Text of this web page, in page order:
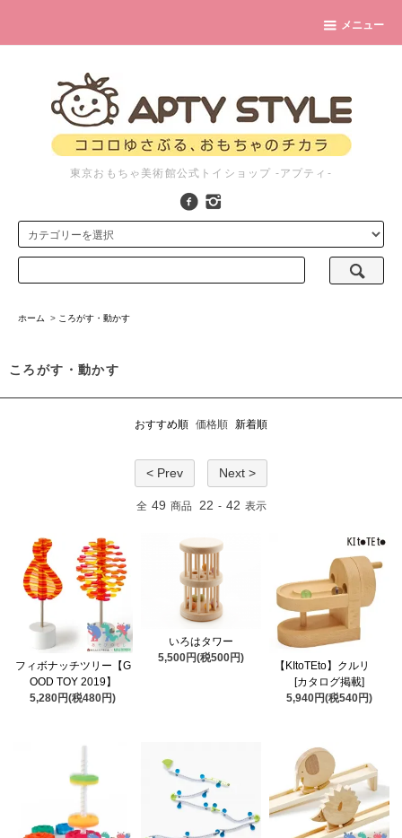
メニュー
東京おもちゃ美術館公式トイショップ -アプティ-
ホーム > ころがす・動かす
ころがす・動かす
おすすめ順 価格順 新着順
< Prev Next >
全 49 商品 22 - 42 表示
フィボナッチツリー【G
OOD TOY 2019】
5,280円(税480円)
いろはタワー
5,500円(税500円)
【KItoTEto】クルリ
[カタログ掲載]
5,940円(税540円)